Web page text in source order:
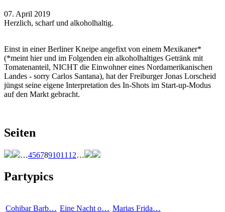
07. April 2019
Herzlich, scharf und alkoholhaltig.
Einst in einer Berliner Kneipe angefixt von einem Mexikaner*
(*meint hier und im Folgenden ein alkoholhaltiges Getränk mit
Tomatenanteil, NICHT die Einwohner eines Nordamerikanischen
Landes - sorry Carlos Santana), hat der Freiburger Jonas Lorscheid
jüngst seine eigene Interpretation des In-Shots im Start-up-Modus
auf den Markt gebracht.
Seiten
…4567891011 12…
Partypics
Cohibar Barb… Eine Nacht o… Marias Frida…